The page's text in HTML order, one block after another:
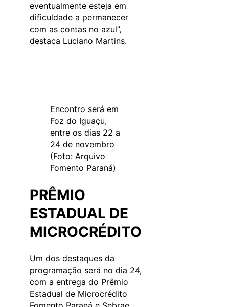
eventualmente esteja em
dificuldade a permanecer
com as contas no azul”,
destaca Luciano Martins.
Encontro será em
Foz do Iguaçu,
entre os dias 22 a
24 de novembro
(Foto: Arquivo
Fomento Paraná)
PRÊMIO
ESTADUAL DE
MICROCRÉDITO
Um dos destaques da
programação será no dia 24,
com a entrega do Prêmio
Estadual de Microcrédito